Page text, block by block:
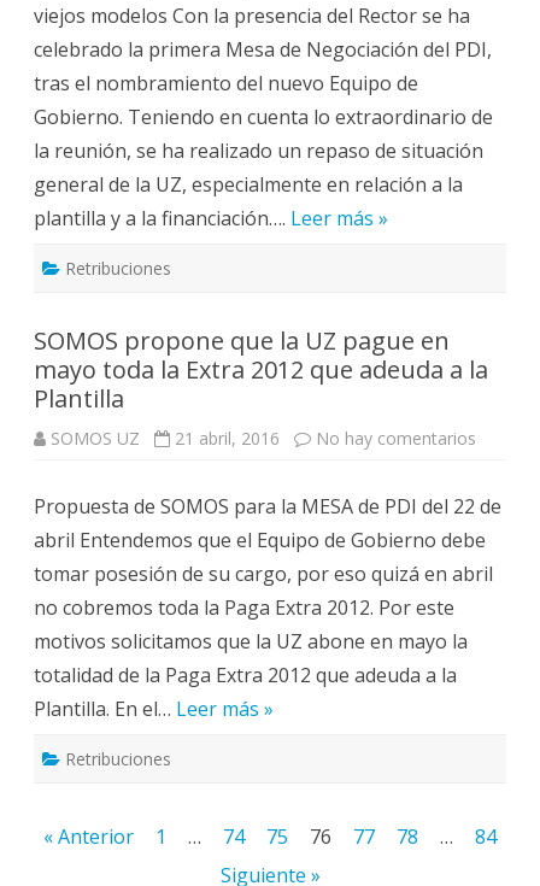
viejos modelos Con la presencia del Rector se ha
celebrado la primera Mesa de Negociación del PDI,
tras el nombramiento del nuevo Equipo de
Gobierno. Teniendo en cuenta lo extraordinario de
la reunión, se ha realizado un repaso de situación
general de la UZ, especialmente en relación a la
plantilla y a la financiación…. Leer más »
Retribuciones
SOMOS propone que la UZ pague en
mayo toda la Extra 2012 que adeuda a la
Plantilla
SOMOS UZ 21 abril, 2016 No hay comentarios
la
UZ
pague
en
mayo
toda
Propuesta de SOMOS para la MESA de PDI del 22 de
abril Entendemos que el Equipo de Gobierno debe
tomar posesión de su cargo, por eso quizá en abril
no cobremos toda la Paga Extra 2012. Por este
motivos solicitamos que la UZ abone en mayo la
totalidad de la Paga Extra 2012 que adeuda a la
Plantilla. En el… Leer más »
Retribuciones
Paginación
« Anterior 1 … 74 75 76 77 78 …
84
Siguiente »